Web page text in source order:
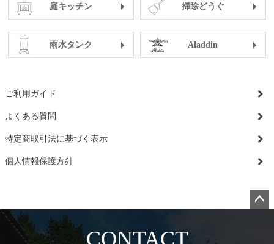
庭キッチン 掃除どうぐ
雨水タンク Aladdin
ご利用ガイド
よくある質問
特定商取引法に基づく表示
個人情報保護方針